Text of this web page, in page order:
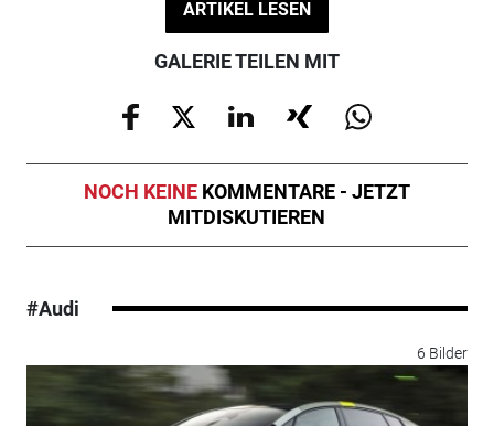
ARTIKEL LESEN
GALERIE TEILEN MIT
NOCH KEINE KOMMENTARE - JETZT
MITDISKUTIEREN
#Audi
6 Bilder